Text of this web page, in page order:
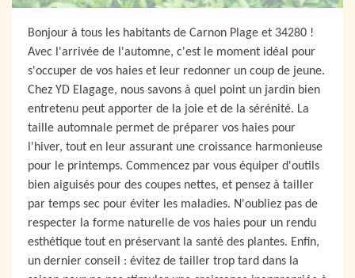
Bonjour à tous les habitants de Carnon Plage et 34280 !
Avec l'arrivée de l'automne, c'est le moment idéal pour
s'occuper de vos haies et leur redonner un coup de jeune.
Chez YD Elagage, nous savons à quel point un jardin bien
entretenu peut apporter de la joie et de la sérénité. La
taille automnale permet de préparer vos haies pour
l'hiver, tout en leur assurant une croissance harmonieuse
pour le printemps. Commencez par vous équiper d'outils
bien aiguisés pour des coupes nettes, et pensez à tailler
par temps sec pour éviter les maladies. N'oubliez pas de
respecter la forme naturelle de vos haies pour un rendu
esthétique tout en préservant la santé des plantes. Enfin,
un dernier conseil : évitez de tailler trop tard dans la